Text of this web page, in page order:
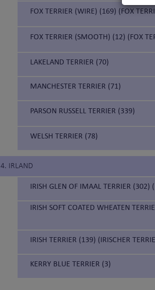
FOX TERRIER (WIRE) (169) (FOX
FOX TERRIER (SMOOTH) (12) (FOX
LAKELAND TERRIER (70)
MANCHESTER TERRIER (71)
PARSON RUSSELL TERRIER (339)
WELSH TERRIER (78)
4. IRLAND
IRISH GLEN OF IMAAL TERRIER (302)
IRISH SOFT COATED WHEATEN
IRISH TERRIER (139) (IRISCHER
KERRY BLUE TERRIER (3)